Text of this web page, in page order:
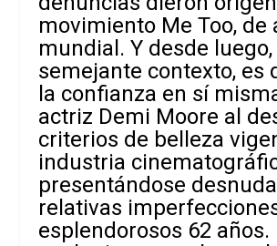
movimiento Me Too, de
mundial. Y desde luego,
semejante contexto, es
la confianza en sí
actriz Demi Moore al
criterios de belleza
industria
presentándose
relativas
esplendorosos 62 años.